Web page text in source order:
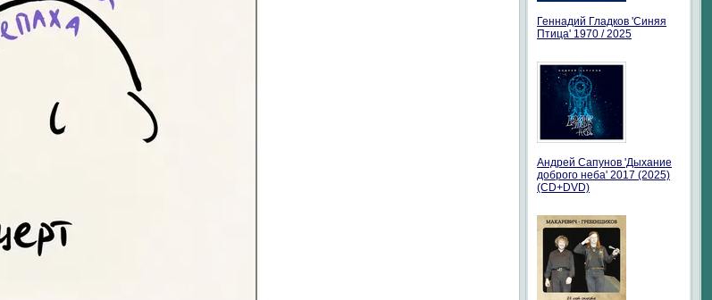
Геннадий Гладков 'Синяя
Птица' 1970 / 2025
Андрей Сапунов 'Дыхание
доброго неба' 2017 (2025)
(CD+DVD)